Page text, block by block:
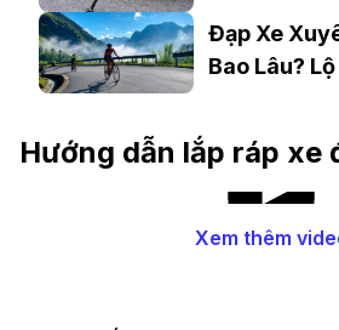
Đạp Xe
Bao Lâu?
Hướng dẫn lắp ráp xe
Xem thêm